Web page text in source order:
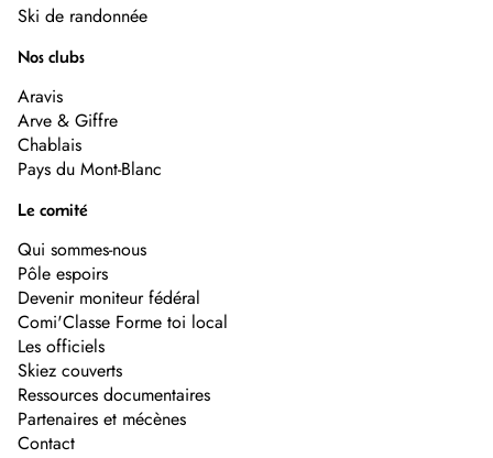
Ski de randonnée
Nos clubs
Aravis
Arve & Giffre
Chablais
Pays du Mont-Blanc
Le comité
Qui sommes-nous
Pôle espoirs
Devenir moniteur fédéral
Comi'Classe Forme toi local
Les officiels
Skiez couverts
Ressources documentaires
Partenaires et mécènes
Contact